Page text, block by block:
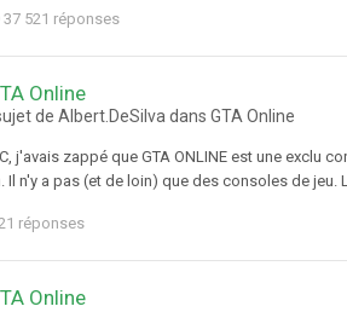
37 521 réponses
Online
de Albert.DeSilva dans GTA Online
j'avais zappé que GTA ONLINE est une exclu
n'y a pas (et de loin) que des consoles de jeu.
réponses
Online